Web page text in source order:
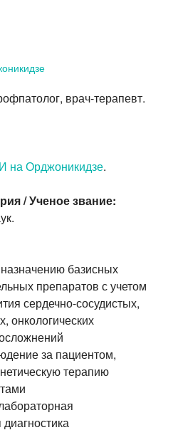
врач-терапевт.
на Орджоникидзе.
/ Ученое звание:
базисных
препаратов с учетом
сердечно-сосудистых,
, онкологических
за пациентом,
терапию